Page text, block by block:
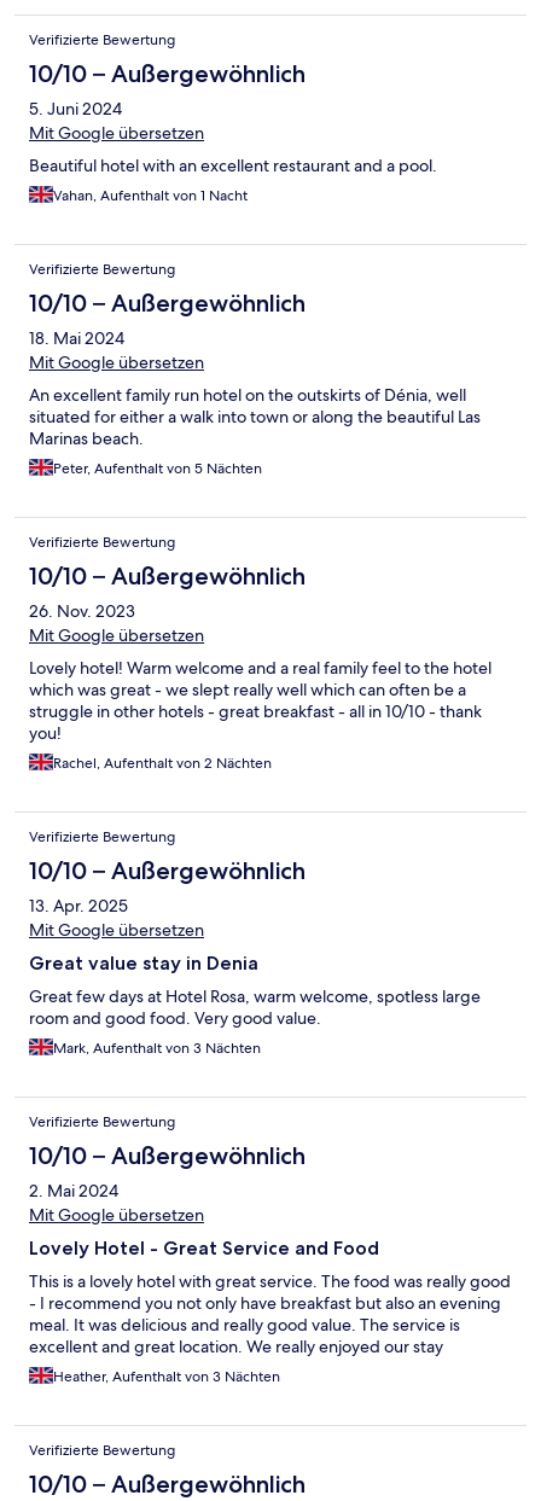
Verifizierte Bewertung
10/10 – Außergewöhnlich
5. Juni 2024
Mit Google übersetzen
Beautiful hotel with an excellent restaurant and a pool.
Vahan, Aufenthalt von 1 Nacht
Verifizierte Bewertung
10/10 – Außergewöhnlich
18. Mai 2024
Mit Google übersetzen
An excellent family run hotel on the outskirts of Dénia, well
situated for either a walk into town or along the beautiful Las
Marinas beach.
Peter, Aufenthalt von 5 Nächten
Verifizierte Bewertung
10/10 – Außergewöhnlich
26. Nov. 2023
Mit Google übersetzen
Lovely hotel! Warm welcome and a real family feel to the hotel
which was great - we slept really well which can often be a
struggle in other hotels - great breakfast - all in 10/10 - thank
you!
Rachel, Aufenthalt von 2 Nächten
Verifizierte Bewertung
10/10 – Außergewöhnlich
13. Apr. 2025
Mit Google übersetzen
Great value stay in Denia
Great few days at Hotel Rosa, warm welcome, spotless large
room and good food. Very good value.
Mark, Aufenthalt von 3 Nächten
Verifizierte Bewertung
10/10 – Außergewöhnlich
2. Mai 2024
Mit Google übersetzen
Lovely Hotel - Great Service and Food
This is a lovely hotel with great service. The food was really good
- I recommend you not only have breakfast but also an evening
meal. It was delicious and really good value. The service is
excellent and great location. We really enjoyed our stay
Heather, Aufenthalt von 3 Nächten
Verifizierte Bewertung
10/10 – Außergewöhnlich